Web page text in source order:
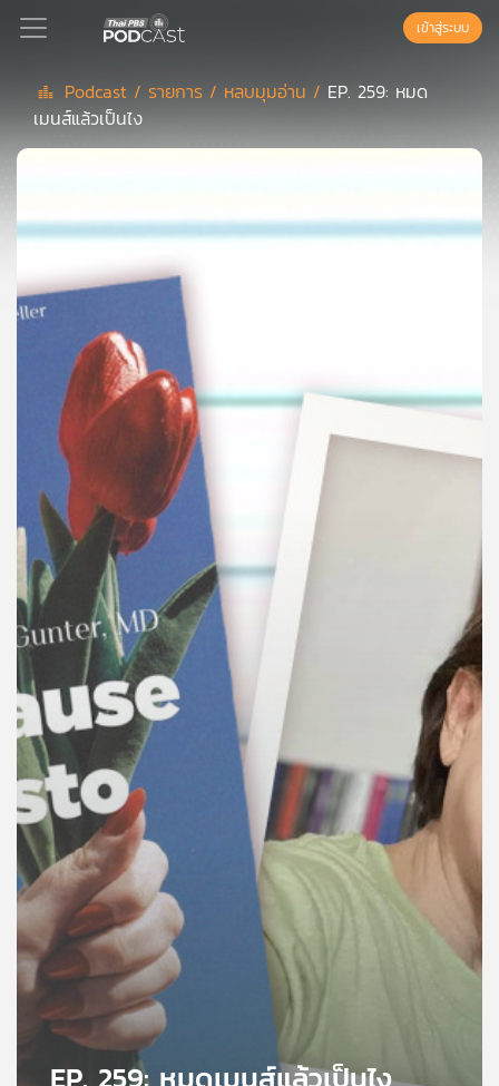
Podcast
ย์
สต์
แนะนำ
คุณ
เพลง
บทความ
ข่าว
และ
กิจกรรม
เกี่ยว
เรา
เครือ
เข้าสู่ระบบ
Podcast / รายการ / หลบมุมอ่าน / EP. 259: หมด
เมนส์แล้วเป็นไง